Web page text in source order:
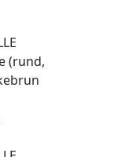
(rund,